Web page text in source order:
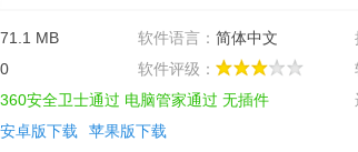
71.1 MB 软件语言：简体中文
0 软件评级：
360安全卫士通过 电脑管家通过 无插件
安卓版下载
苹果版下载